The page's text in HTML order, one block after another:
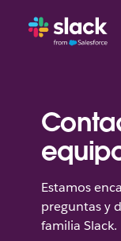
Estamos
preguntas y
familia Slack.